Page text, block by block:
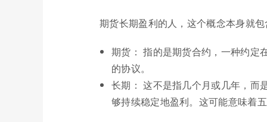
期货长期盈利的人，这个概念本身就
期货： 指的是期货合约，一种约定
的协议。
长期： 这不是指几个月或几年，而
够持续稳定地盈利。这可能意味着